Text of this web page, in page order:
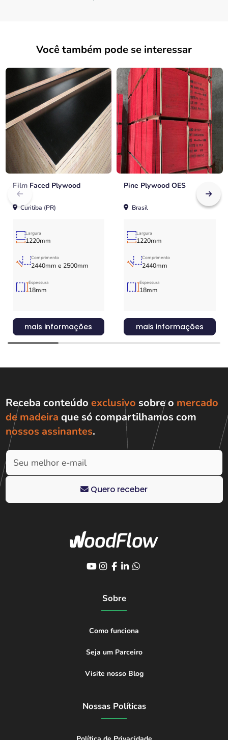
Você também pode se interessar
Film Faced Plywood
Curitiba (PR)
Largura
1220mm
Comprimento
2440mm e 2500mm
Espessura
18mm
mais informações
Pine Plywood OES
Brasil
Largura
1220mm
Comprimento
2440mm
Espessura
18mm
mais informações
Receba conteúdo exclusivo sobre o mercado
de madeira que só compartilhamos com
nossos assinantes.
Quero receber
Sobre
Como funciona
Seja um Parceiro
Visite nosso Blog
Nossas Políticas